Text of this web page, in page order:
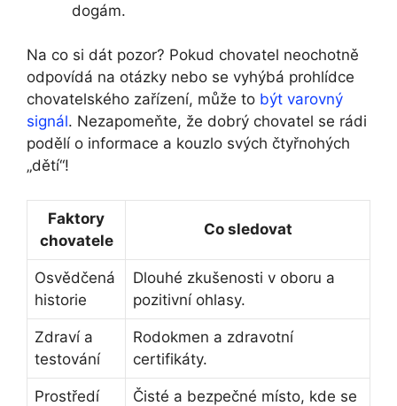
dogám.
Na co si dát pozor? Pokud chovatel neochotně
odpovídá na otázky nebo se vyhýbá prohlídce
chovatelského zařízení, může to být varovný
signál. Nezapomeňte, že dobrý chovatel se rádi
podělí o informace a kouzlo svých čtyřnohých
„dětí“!
Faktory
chovatele
Co sledovat
Osvědčená
historie
Dlouhé zkušenosti v oboru a
pozitivní ohlasy.
Zdraví a
testování
Rodokmen a zdravotní
certifikáty.
Prostředí
Čisté a bezpečné místo, kde se